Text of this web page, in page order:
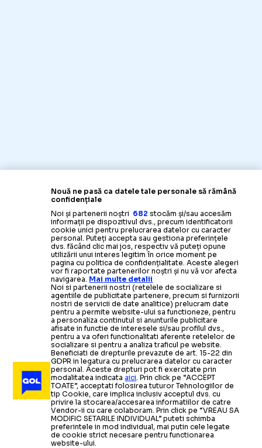
Nouă ne pasă ca datele tale personale să rămână
confidențiale
Noi și partenerii noștri 682 stocăm și/sau accesăm
informații pe dispozitivul dvs., precum identificatorii
cookie unici pentru prelucrarea datelor cu caracter
personal. Puteți accepta sau gestiona preferințele
dvs. făcând clic mai jos, respectiv vă puteți opune
utilizării unui interes legitim în orice moment pe
pagina cu politica de confidențialitate. Aceste alegeri
vor fi raportate partenerilor noștri și nu vă vor afecta
navigarea. Mai multe detalii
Noi si partenerii nostri (retelele de socializare si
agentiile de publicitate partenere, precum si furnizorii
nostri de servicii de date analitice) prelucram date
pentru a permite website-ului sa functioneze, pentru
a personaliza continutul si anunturile publicitare
afisate in functie de interesele si/sau profilul dvs.,
pentru a va oferi functionalitati aferente retelelor de
socializare si pentru a analiza traficul pe website.
Beneficiati de drepturile prevazute de art. 15-22 din
GDPR in legatura cu prelucrarea datelor cu caracter
personal. Aceste drepturi pot fi exercitate prin
modalitatea indicataaici. Prin click pe “ACCEPT
TOATE”, acceptati folosirea tuturor Tehnologiilor de
tip Cookie, care implica inclusiv acceptul dvs. cu
privire la stocarea/accesarea informatiilor de catre
Vendor-ii cu care colaboram. Prin click pe “VREAU SA
MODIFIC SETARILE INDIVIDUAL” puteti schimba
preferintele in mod individual, mai putin cele legate
de cookie strict necesare pentru functionarea
website-ului.